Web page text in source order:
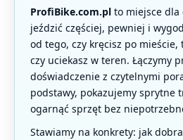
ProfiBike.com.pl to miejsce dla
jeździć częściej, pewniej i
od tego, czy kręcisz po mieście,
czy uciekasz w teren. Łączymy
doświadczenie z czytelnymi
podstawy, pokazujemy sprytne
ogarnąć sprzęt bez
Stawiamy na konkrety: jak